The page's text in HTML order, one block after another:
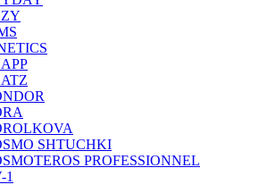
SHTUCHKI
PROFESSIONNEL
1